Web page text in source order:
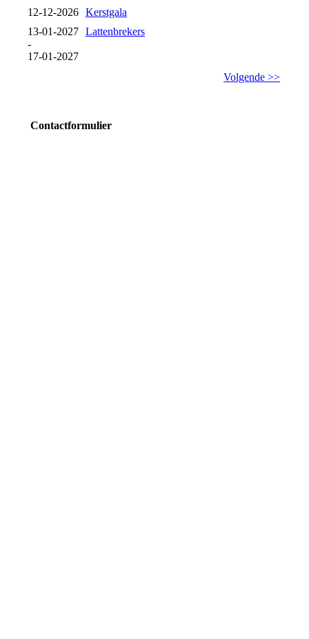
12-12-2026 Kerstgala
13-01-2027
-
17-01-2027
Lattenbrekers
Volgende >>
Contactformulier